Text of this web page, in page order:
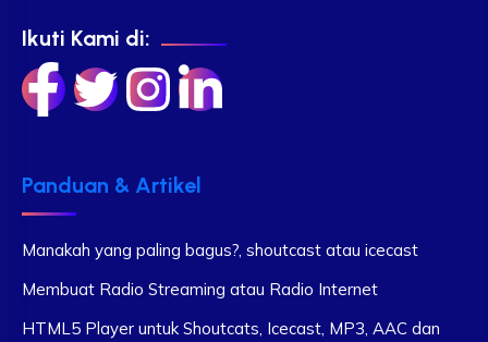
Ikuti Kami di:
Panduan & Artikel
Manakah yang paling bagus?, shoutcast atau icecast
Membuat Radio Streaming atau Radio Internet
HTML5 Player untuk Shoutcats, Icecast, MP3, AAC dan